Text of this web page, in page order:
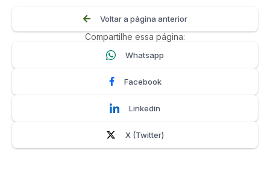
Voltar a página anterior
Compartilhe essa página:
Whatsapp
Facebook
Linkedin
X (Twitter)